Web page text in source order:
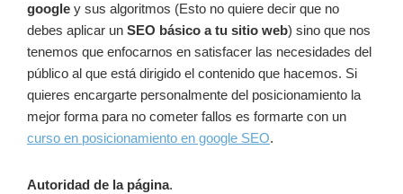
google y sus algoritmos (Esto no quiere decir que no
debes aplicar un SEO básico a tu sitio web) sino que nos
tenemos que enfocarnos en satisfacer las necesidades del
público al que está dirigido el contenido que hacemos. Si
quieres encargarte personalmente del posicionamiento la
mejor forma para no cometer fallos es formarte con un
curso en posicionamiento en google SEO.
Autoridad de la página.